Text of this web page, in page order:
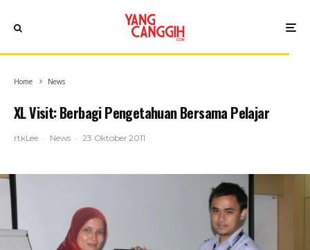
Home News
XL Visit: Berbagi Pengetahuan Bersama Pelajar
rtkLee · News · 23 Oktober 2011